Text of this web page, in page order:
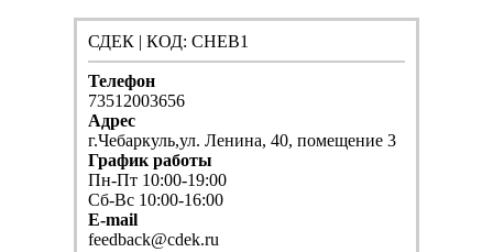
СДЕК | КОД: CHEB1
Телефон
73512003656
Адрес
г.Чебаркуль,ул. Ленина, 40, помещение 3
График работы
Пн-Пт 10:00-19:00
Сб-Вс 10:00-16:00
E-mail
feedback@cdek.ru